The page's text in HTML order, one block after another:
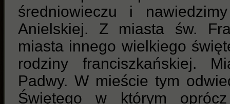
średniowieczu i
Anielskiej. Z miasta św.
miasta innego wielkiego
rodziny franciszkańskiej.
Padwy. W mieście tym
Świętego w którym